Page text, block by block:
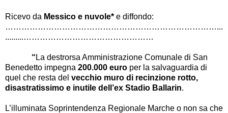
Ricevo da Messico e nuvole* e diffondo:
……………………………………………………………………...
.........…………………………… ………… …
“ La destrorsa Amministrazione Comunale di San
Benedetto impegna 200.000 euro per la salvaguardia di
quel che resta del vecchio muro di recinzione rotto,
disastratissimo e inutile dell’ex Stadio Ballarin.
L’illuminata Soprintendenza Regionale Marche o non sa che